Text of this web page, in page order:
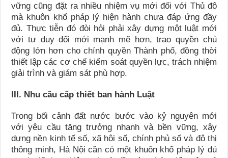
vững cũng đặt ra nhiều nhiệm vụ mới đối với Thủ đô
mà khuôn khổ pháp lý hiện hành chưa đáp ứng đầy
đủ. Thực tiễn đó đòi hỏi phải xây dựng một luật mới
với tư duy đổi mới mạnh mẽ hơn, trao quyền chủ
động lớn hơn cho chính quyền Thành phố, đồng thời
thiết lập các cơ chế kiểm soát quyền lực, trách nhiệm
giải trình và giám sát phù hợp.
III. Nhu cầu cấp thiết ban hành Luật
Trong bối cảnh đất nước bước vào kỷ nguyên mới
với yêu cầu tăng trưởng nhanh và bền vững, xây
dựng nền kinh tế số, xã hội số, chính phủ số và đô thị
thông minh, Hà Nội cần có một khuôn khổ pháp lý đủ